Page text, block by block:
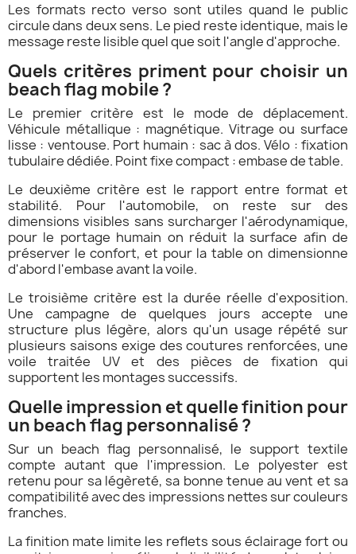
Les formats recto verso sont utiles quand le public
circule dans deux sens. Le pied reste identique, mais le
message reste lisible quel que soit l'angle d'approche.
Quels critères priment pour choisir un
beach flag mobile ?
Le premier critère est le mode de déplacement.
Véhicule métallique : magnétique. Vitrage ou surface
lisse : ventouse. Port humain : sac à dos. Vélo : fixation
tubulaire dédiée. Point fixe compact : embase de table.
Le deuxième critère est le rapport entre format et
stabilité. Pour l'automobile, on reste sur des
dimensions visibles sans surcharger l'aérodynamique,
pour le portage humain on réduit la surface afin de
préserver le confort, et pour la table on dimensionne
d'abord l'embase avant la voile.
Le troisième critère est la durée réelle d'exposition.
Une campagne de quelques jours accepte une
structure plus légère, alors qu'un usage répété sur
plusieurs saisons exige des coutures renforcées, une
voile traitée UV et des pièces de fixation qui
supportent les montages successifs.
Quelle impression et quelle finition pour
un beach flag personnalisé ?
Sur un beach flag personnalisé, le support textile
compte autant que l'impression. Le polyester est
retenu pour sa légèreté, sa bonne tenue au vent et sa
compatibilité avec des impressions nettes sur couleurs
franches.
La finition mate limite les reflets sous éclairage fort ou